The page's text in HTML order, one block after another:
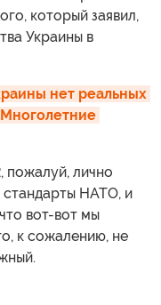
который заявил,
Украины в
нет реальных
пожалуй, лично
стандарты НАТО, и
вот-вот мы
к сожалению, не